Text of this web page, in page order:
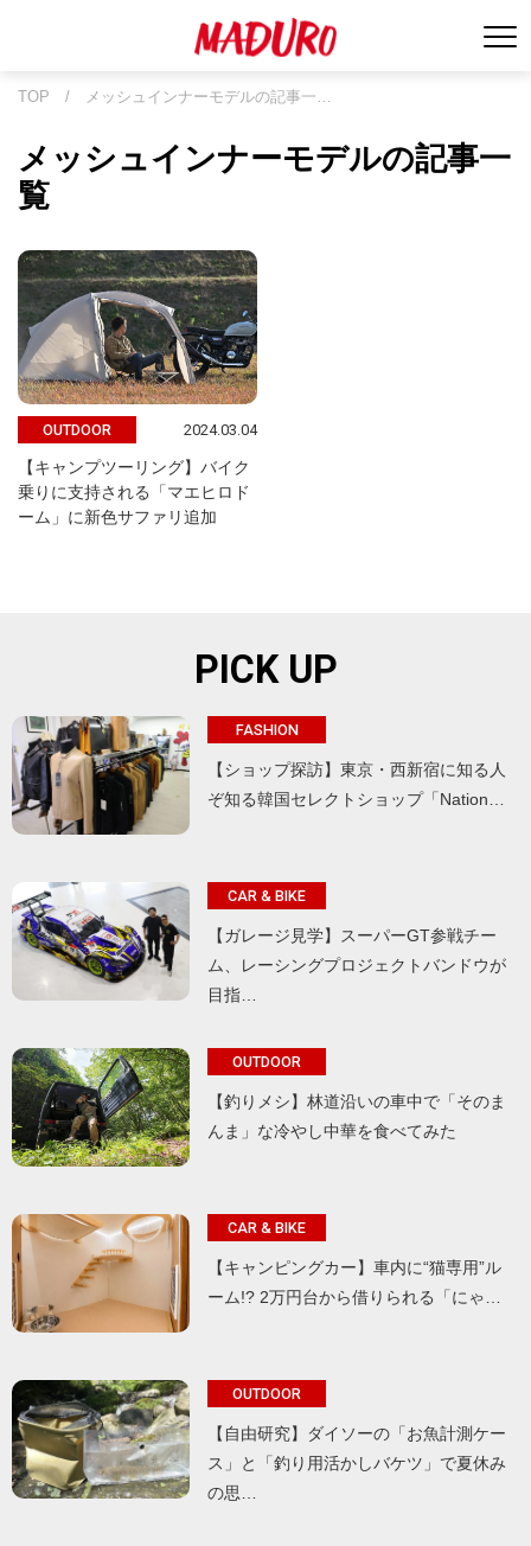
TOP / メッシュインナーモデルの記事一…
メッシュインナーモデルの記事一
覧
OUTDOOR 2024.03.04
【キャンプツーリング】バイク
乗りに支持される「マエヒロド
ーム」に新色サファリ追加
PICK UP
FASHION
【ショップ探訪】東京・西新宿に知る人
ぞ知る韓国セレクトショップ「Nation…
CAR & BIKE
【ガレージ見学】スーパーGT参戦チー
ム、レーシングプロジェクトバンドウが
目指…
OUTDOOR
【釣りメシ】林道沿いの車中で「そのま
んま」な冷やし中華を食べてみた
CAR & BIKE
【キャンピングカー】車内に“猫専用”ル
ーム!? 2万円台から借りられる「にゃ…
OUTDOOR
【自由研究】ダイソーの「お魚計測ケー
ス」と「釣り用活かしバケツ」で夏休み
の思…